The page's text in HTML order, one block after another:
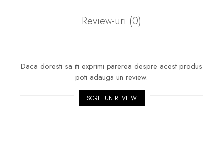
Review-uri (0)
Daca doresti sa iti exprimi parerea despre acest produs
poti adauga un review.
SCRIE UN REVIEW